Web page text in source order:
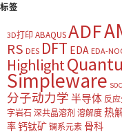
标签
3D打印 ABAQUSADF
RS DES DFT EDA EDA-
Highlight
Simpleware SOC
分子动力学 半导体 反
字岩石 深共晶溶剂 溶解度 热
率钙钛矿 镧系元素 骨科